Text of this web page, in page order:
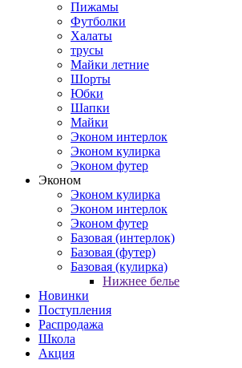
Пижамы
Футболки
Халаты
трусы
Майки летние
Шорты
Юбки
Шапки
Майки
Эконом интерлок
Эконом кулирка
Эконом футер
Эконом
Эконом кулирка
Эконом интерлок
Эконом футер
Базовая (интерлок)
Базовая (футер)
Базовая (кулирка)
Нижнее белье
Новинки
Поступления
Распродажа
Школа
Акция